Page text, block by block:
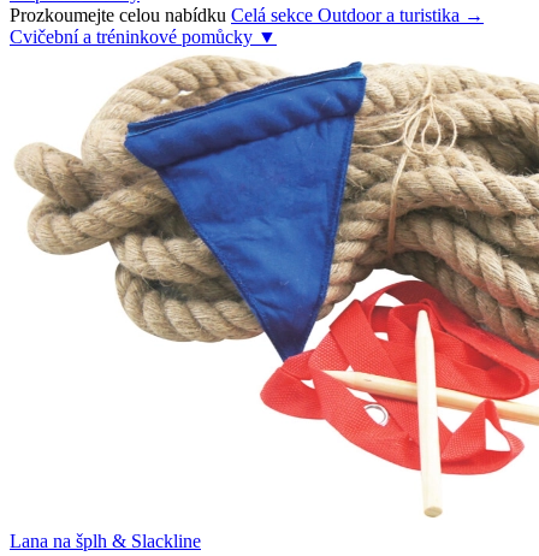
Prozkoumejte celou nabídku Celá sekce Outdoor a turistika →
Cvičební a tréninkové pomůcky ▼
Lana na šplh & Slackline